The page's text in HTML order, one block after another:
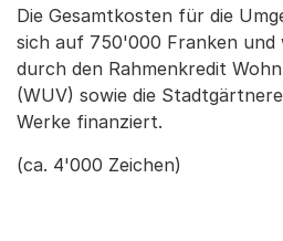
Die Gesamtkosten für die
sich auf 750'000 Franken und
durch den Rahmenkredit
(WUV) sowie die
Werke finanziert.
(ca. 4'000 Zeichen)